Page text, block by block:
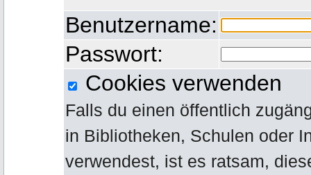
Benutzername:
Passwort:
Cookies verwenden
Falls du einen öffentlich
in Bibliotheken, Schulen oder
verwendest, ist es ratsam,